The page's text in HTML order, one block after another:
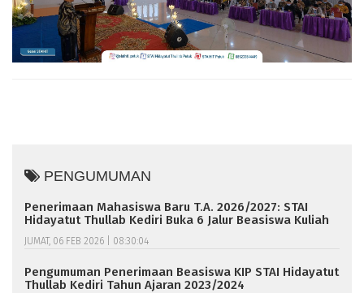
PENGUMUMAN
Penerimaan Mahasiswa Baru T.A. 2026/2027: STAI
Hidayatut Thullab Kediri Buka 6 Jalur Beasiswa Kuliah
JUMAT, 06 FEB 2026 | 08:30:04
Pengumuman Penerimaan Beasiswa KIP STAI Hidayatut
Thullab Kediri Tahun Ajaran 2023/2024